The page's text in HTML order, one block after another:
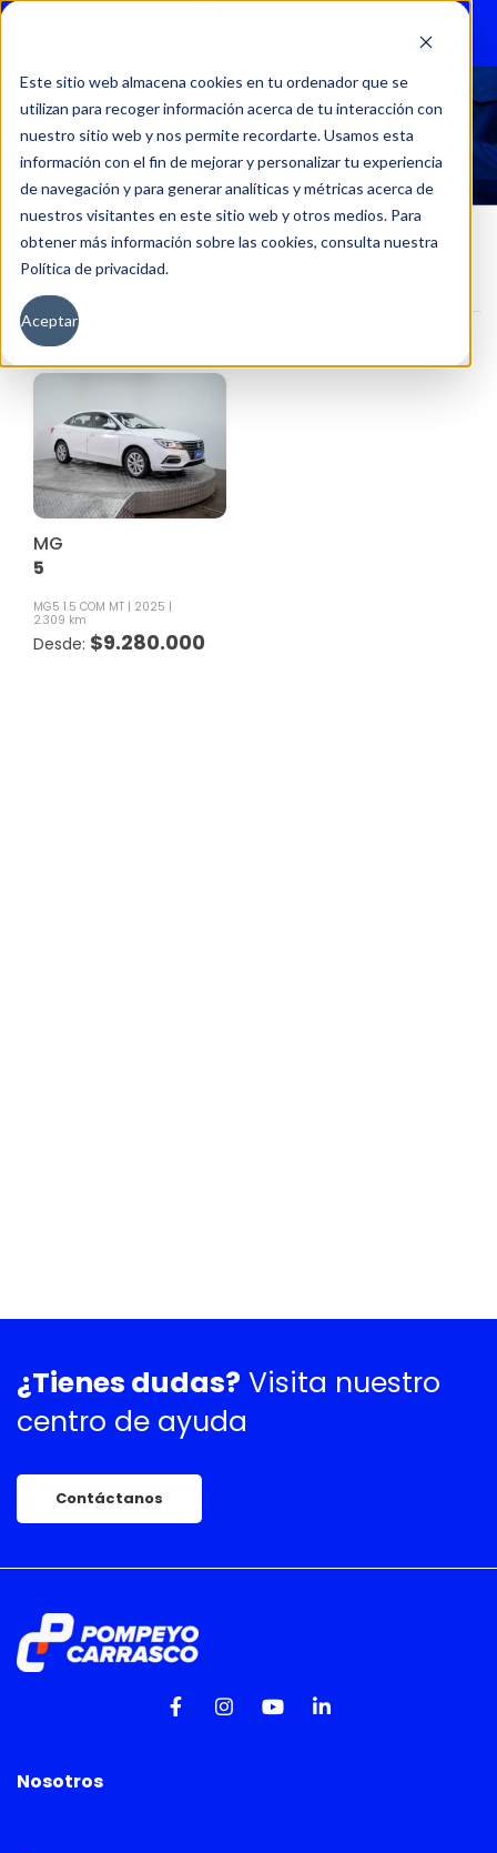
Este sitio web almacena cookies en tu ordenador que se
utilizan para recoger información acerca de tu interacción con
nuestro sitio web y nos permite recordarte. Usamos esta
información con el fin de mejorar y personalizar tu experiencia
de navegación y para generar analíticas y métricas acerca de
nuestros visitantes en este sitio web y otros medios. Para
obtener más información sobre las cookies, consulta nuestra
Política de privacidad.
Aceptar
MG5 1.5 COM MT
Inicio Versión del producto
Filtros
MG
5
MG5 1.5 COM MT
2025
2.309 km
$9.280.000
¿Tienes dudas? Visita nuestro
centro de ayuda
Contáctanos
Nosotros